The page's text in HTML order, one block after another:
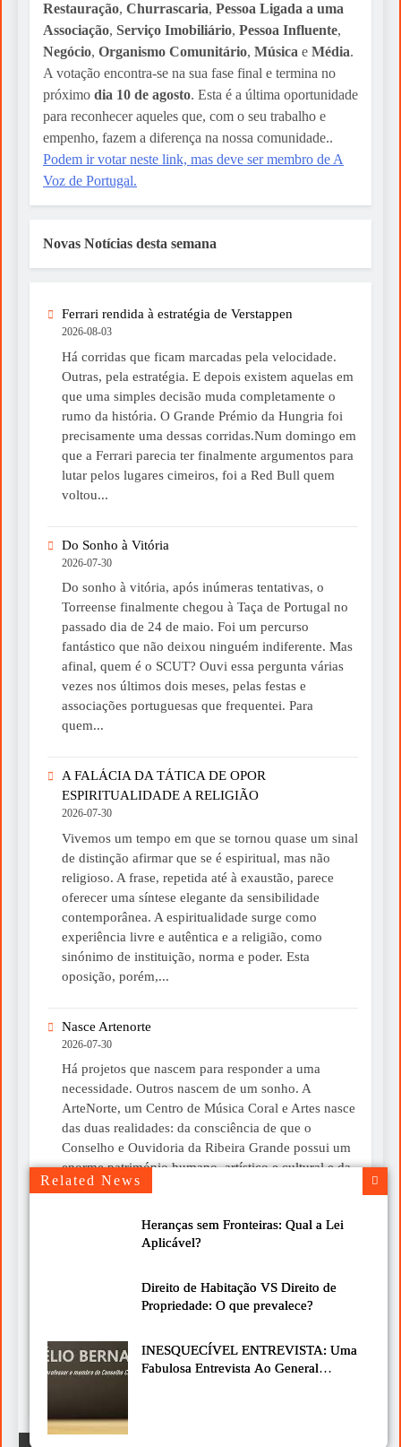
Related News
Heranças sem Fronteiras: Qual a Lei
Aplicável?
Direito de Habitação VS Direito de
Propriedade: O que prevalece?
INESQUECÍVEL ENTREVISTA: Uma
Fabulosa Entrevista Ao General
Restauração, Churrascaria, Pessoa Ligada a uma
Associação, Serviço Imobiliário, Pessoa Influente,
Negócio, Organismo Comunitário, Música e Média.
A votação encontra-se na sua fase final e termina no
próximo dia 10 de agosto. Esta é a última oportunidade
para reconhecer aqueles que, com o seu trabalho e
empenho, fazem a diferença na nossa comunidade..
Podem ir votar neste link, mas deve ser membro de A
Voz de Portugal.
Novas Notícias desta semana
Ferrari rendida à estratégia de Verstappen
2026-08-03
Há corridas que ficam marcadas pela velocidade.
Outras, pela estratégia. E depois existem aquelas em
que uma simples decisão muda completamente o
rumo da história. O Grande Prémio da Hungria foi
precisamente uma dessas corridas.Num domingo em
que a Ferrari parecia ter finalmente argumentos para
lutar pelos lugares cimeiros, foi a Red Bull quem
voltou...
Do Sonho à Vitória
2026-07-30
Do sonho à vitória, após inúmeras tentativas, o
Torreense finalmente chegou à Taça de Portugal no
passado dia de 24 de maio. Foi um percurso
fantástico que não deixou ninguém indiferente. Mas
afinal, quem é o SCUT? Ouvi essa pergunta várias
vezes nos últimos dois meses, pelas festas e
associações portuguesas que frequentei. Para
quem...
A FALÁCIA DA TÁTICA DE OPOR
ESPIRITUALIDADE A RELIGIÃO
2026-07-30
Vivemos um tempo em que se tornou quase um sinal
de distinção afirmar que se é espiritual, mas não
religioso. A frase, repetida até à exaustão, parece
oferecer uma síntese elegante da sensibilidade
contemporânea. A espiritualidade surge como
experiência livre e autêntica e a religião, como
sinónimo de instituição, norma e poder. Esta
oposição, porém,...
Nasce Artenorte
2026-07-30
Há projetos que nascem para responder a uma
necessidade. Outros nascem de um sonho. A
ArteNorte, um Centro de Música Coral e Artes nasce
das duas realidades: da consciência de que o
Conselho e Ouvidoria da Ribeira Grande possui um
enorme património humano, artístico e cultural e da
convicção de que esse património merece ser...
Um livro para ler devagar neste verão
Chegou-me às mãos o livro “A Mística do Instante”,
do Cardeal José Tolentino Mendonça, uma obra que
mais atenção. É de leitura simples, bonita e cheia de
ideias que podem fazer diferença no nosso dia a dia.
De facto, é uma boa sugestão para...